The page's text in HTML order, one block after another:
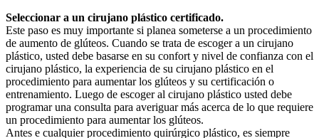
Seleccionar a un cirujano plástico certificado.
Este paso es muy importante si planea someterse a un procedimiento
de aumento de glúteos. Cuando se trata de escoger a un cirujano
plástico, usted debe basarse en su confort y nivel de confianza con el
cirujano plástico, la experiencia de su cirujano plástico en el
procedimiento para aumentar los glúteos y su certificación o
entrenamiento. Luego de escoger al cirujano plástico usted debe
programar una consulta para averiguar más acerca de lo que requiere
un procedimiento para aumentar los glúteos.
Antes e cualquier procedimiento quirúrgico plástico, es siempre